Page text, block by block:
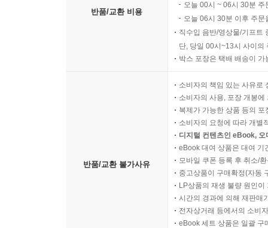
반품/교환 비용
오늘 00시 ~ 06시 30분
오늘 06시 30분 이후 주
직수입 음반/영상물/기프트
단, 당일 00시~13시 사이의
박스 포장은 택배 배송이
반품/교환 불가사유
소비자의 책임 있는 사유로
소비자의 사용, 포장 개봉
복제가 가능한 상품 등의
소비자의 요청에 따라 개별
디지털 컨텐츠인 eBook,
eBook 대여 상품은 대여 기
모바일 쿠폰 등록 후 취소/
중고상품이 구매확정(자동
LP상품의 재생 불량 원인
시간의 경과에 의해 재판매
전자상거래 등에서의 소비
eBook 세트 상품은 일괄 구